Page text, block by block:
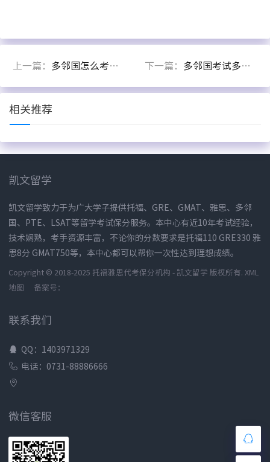
上一篇： 多邻国怎么考试？有哪些注意事项你必须提前知道！ 下一篇： 多邻国考试多邻国英语测试考试培训
相关推荐
凯文留学
凯文留学致力于为广大学子提供托福、GRE、GMAT、雅思、多邻
国、PTE、LSAT等留学考试保分服务。本中心有近10年考试经验，
技术娴熟，考手资源丰富，不论你的分数要求是托福110 GRE330 雅
思8分 GMAT750等，本中心都可以帮你一次性达到理想成绩。
Copyright © 2018-2025 托福雅思代考保分机构 - 凯文留学 版权所有. XML
地图
备案号：
联系我们
QQ：1403971329
电话：0731-88886666
微信客服